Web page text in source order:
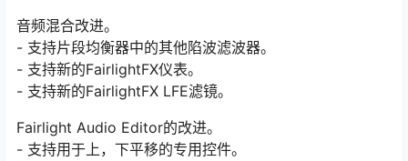
音频混合改进。
- 支持片段均衡器中的其他陷波滤波器。
- 支持新的FairlightFX仪表。
- 支持新的FairlightFX LFE滤镜。
Fairlight Audio Editor的改进。
- 支持用于上，下平移的专用控件。